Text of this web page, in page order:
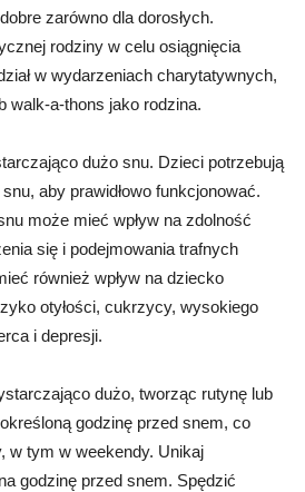
zarówno dla dorosłych.
rodziny w celu osiągnięcia
w wydarzeniach charytatywnych,
walk-a-thons jako rodzina.
dużo snu. Dzieci potrzebują
aby prawidłowo funkcjonować.
może mieć wpływ na zdolność
się i podejmowania trafnych
również wpływ na dziecko
otyłości, cukrzycy, wysokiego
i depresji.
dużo, tworząc rutynę lub
godzinę przed snem, co
w tym w weekendy. Unikaj
godzinę przed snem. Spędzić